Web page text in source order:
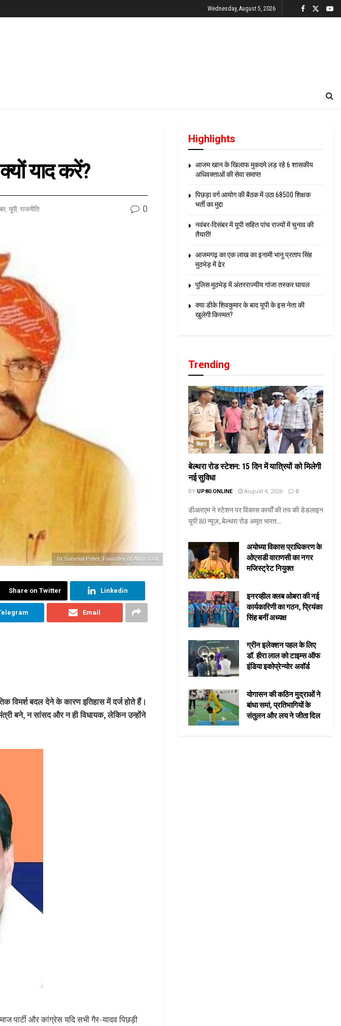
Wednesday, August 5, 2026
याद करें?
, यूपी, राजनीति 0
Dr.Sonelal Patel, Founder of Apna Dal
Share on Twitter Linkedin
Email
विमर्श बदल देने के कारण इतिहास में दर्ज होते हैं।
बने, न सांसद और न ही विधायक, लेकिन उन्होंने
पार्टी और कांग्रेस यदि सभी गैर-यादव पिछड़ी
Highlights
आजम खान के खिलाफ मुकदमे लड़ रहे 6 शासकीय
अधिवक्ताओं की सेवा समाप्त
पिछड़ा वर्ग आयोग की बैठक में उठा 68500 शिक्षक
भर्ती का मुद्दा
नवंबर-दिसंबर में यूपी सहित पांच राज्यों में चुनाव की
तैयारी!
आजमगढ़ का एक लाख का इनामी भानू प्रताप सिंह
मुठभेड़ में ढेर
पुलिस मुठभेड़ में अंतरराज्यीय गांजा तस्कर घायल
क्या डीके शिवकुमार के बाद यूपी के इस नेता की
खुलेगी किस्मत?
Trending
बिहार
बेल्थरा रोड स्टेशन: 15 दिन में यात्रियों को मिलेगी
नई सुविधा
BY UP80.ONLINE August 4, 2026 0
डीआरएम ने स्टेशन पर विकास कार्यों की तय की डेडलाइन
यूपी 80 न्यूज़, बेल्थरा रोड अमृत भारत...
अयोध्या विकास प्राधिकरण के
ओएसडी वाराणसी का नगर
मजिस्ट्रेट नियुक्त
इनरव्हील क्लब ओबरा की नई
कार्यकारिणी का गठन, प्रियंका
सिंह बनीं अध्यक्ष
ग्रीन इलेक्शन पहल के लिए
डॉ. हीरा लाल को टाइम्स ऑफ
इंडिया इकोप्रेन्योर अवॉर्ड
योगासन की कठिन मुद्राओं ने
बांधा समां, प्रतिभागियों के
संतुलन और लय ने जीता दिल